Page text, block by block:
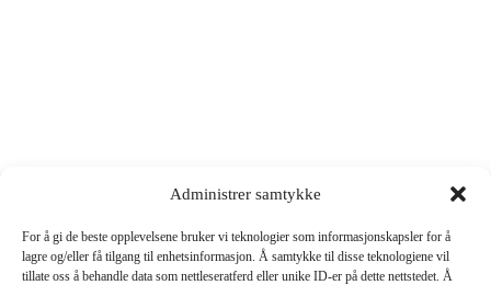
Administrer samtykke
For å gi de beste opplevelsene bruker vi teknologier som informasjonskapsler for å
lagre og/eller få tilgang til enhetsinformasjon. Å samtykke til disse teknologiene vil
tillate oss å behandle data som nettleseratferd eller unike ID-er på dette nettstedet. Å